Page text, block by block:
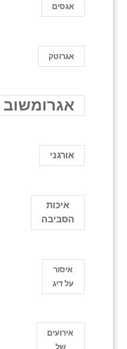
אגסים
אגרוטק
אגרומשוב
אורגני
איכות
הסביבה
איסור
על דיג
אירועים
של